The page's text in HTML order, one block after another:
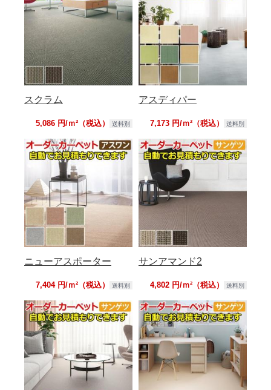
スクラム
5,086 円/ｍ²（税込） 送料別
アスディパー
7,173 円/ｍ²（税込） 送料別
ニューアスポーター
7,404 円/ｍ²（税込） 送料別
サンアマンド2
4,802 円/ｍ²（税込） 送料別